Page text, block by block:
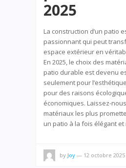
2025
La construction d’un patio
passionnant qui peut
espace extérieur en
En 2025, le choix des
patio durable est devenu
seulement pour
pour des raisons
économiques. Laissez-
matériaux les plus
un patio à la fois élégant et
by Joy — 12 octobre 2025